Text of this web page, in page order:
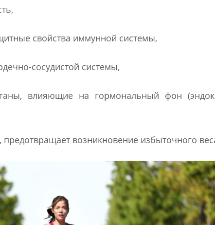
свойства иммунной системы,
сосудистой системы,
влияющие на гормональный фон
возникновение избыточного